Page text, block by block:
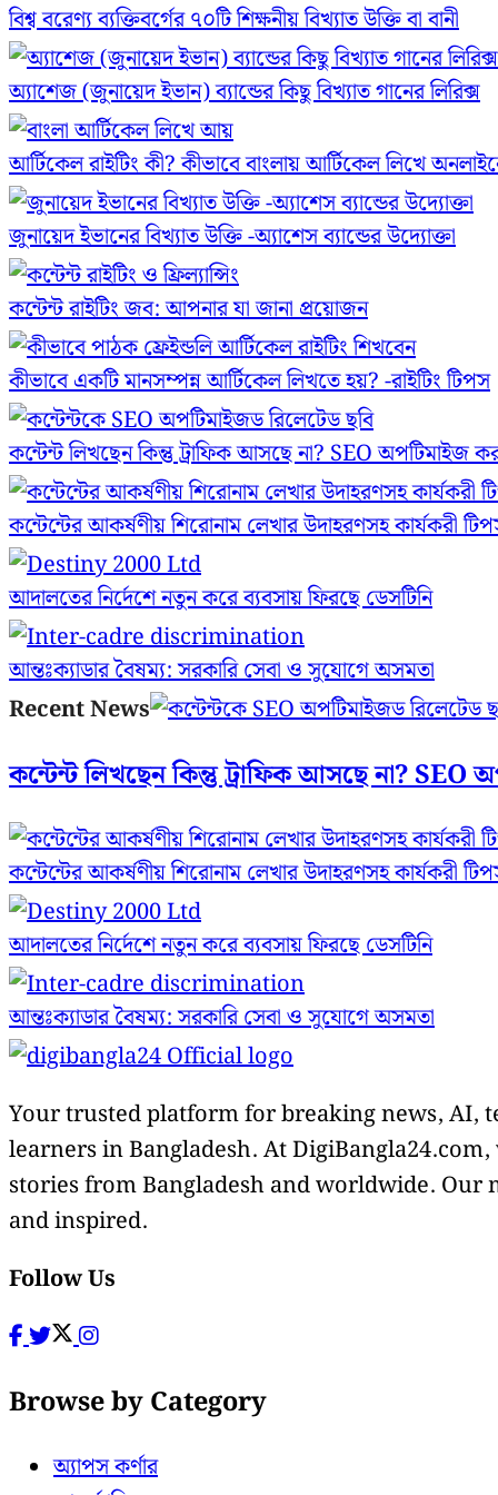
বিশ্ব বরেণ্য ব্যক্তিবর্গের ৭০টি শিক্ষনীয় বিখ্যাত উক্তি বা বানী
অ্যাশেজ (জুনায়েদ ইভান) ব্যান্ডের কিছু বিখ্যাত গানের লিরিক্স
আর্টিকেল রাইটিং কী? কীভাবে বাংলায় আর্টিকেল লিখে
জুনায়েদ ইভানের বিখ্যাত উক্তি -অ্যাশেস ব্যান্ডের উদ্যোক্তা
কন্টেন্ট রাইটিং জব: আপনার যা জানা প্রয়োজন
কীভাবে একটি মানসম্পন্ন আর্টিকেল লিখতে হয়? -রাইটিং টিপস
কন্টেন্ট লিখছেন কিন্তু ট্রাফিক আসছে না? ‍SEO অপটিমাইজ
কন্টেন্টের আকর্ষণীয় শিরোনাম লেখার উদাহরণসহ কার্যকরী
আদালতের নির্দেশে নতুন করে ব্যবসায় ফিরছে ডেসটিনি
আন্তঃক্যাডার বৈষম্য: সরকারি সেবা ও সুযোগে অসমতা
Recent News
কন্টেন্ট লিখছেন কিন্তু ট্রাফিক আসছে না?
কন্টেন্টের আকর্ষণীয় শিরোনাম লেখার উদাহরণসহ কার্যকরী
আদালতের নির্দেশে নতুন করে ব্যবসায় ফিরছে ডেসটিনি
আন্তঃক্যাডার বৈষম্য: সরকারি সেবা ও সুযোগে অসমতা
Your trusted platform for breaking news, AI,
learners in Bangladesh. At
stories from Bangladesh and worldwide.
and inspired.
Follow Us
Browse by Category
অ্যাপস কর্ণার